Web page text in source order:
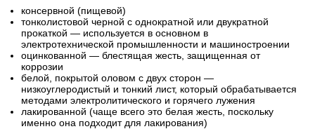
консервной (пищевой)
тонколистовой черной с однократной или двукратной
прокаткой — используется в основном в
электротехнической промышленности и машиностроении
оцинкованной — блестящая жесть, защищенная от
коррозии
белой, покрытой оловом с двух сторон —
низкоуглеродистый и тонкий лист, который обрабатывается
методами электролитического и горячего лужения
лакированной (чаще всего это белая жесть, поскольку
именно она подходит для лакирования)